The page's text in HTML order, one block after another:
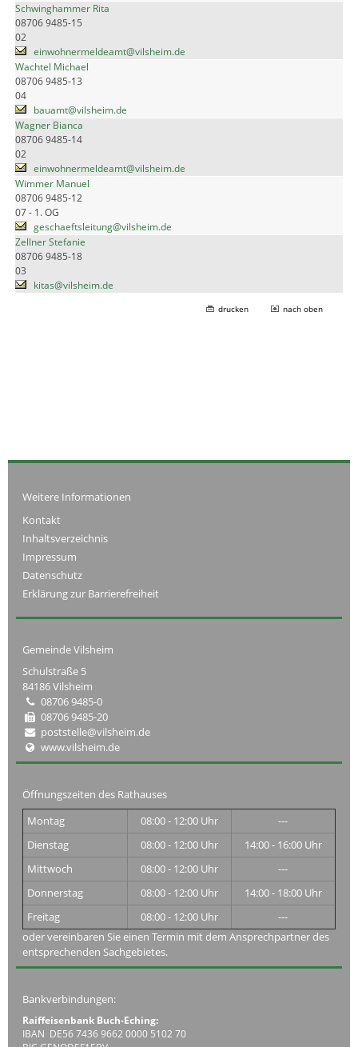
Schwinghammer Rita
08706 9485-15
02
einwohnermeldeamt@vilsheim.de
Wachtel Michael
08706 9485-13
04
bauamt@vilsheim.de
Wagner Bianca
08706 9485-14
02
einwohnermeldeamt@vilsheim.de
Wimmer Manuel
08706 9485-12
07 - 1. OG
geschaeftsleitung@vilsheim.de
Zellner Stefanie
08706 9485-18
03
kitas@vilsheim.de
drucken nach oben
Weitere Informationen
Kontakt
Inhaltsverzeichnis
Impressum
Datenschutz
Erklärung zur Barrierefreiheit
Gemeinde Vilsheim
Schulstraße 5
84186 Vilsheim
08706 9485-0
08706 9485-20
poststelle@vilsheim.de
www.vilsheim.de
Öffnungszeiten des Rathauses
Montag
08:00 - 12:00 Uhr
---
Dienstag
08:00 - 12:00 Uhr
14:00 - 16:00 Uhr
Mittwoch
08:00 - 12:00 Uhr
---
Donnerstag
08:00 - 12:00 Uhr
14:00 - 18:00 Uhr
Freitag
08:00 - 12:00 Uhr
---
oder vereinbaren Sie einen Termin mit dem Ansprechpartner des
entsprechenden Sachgebietes.
Bankverbindungen:
Raiffeisenbank Buch-Eching:
IBAN DE56 7436 9662 0000 5102 70